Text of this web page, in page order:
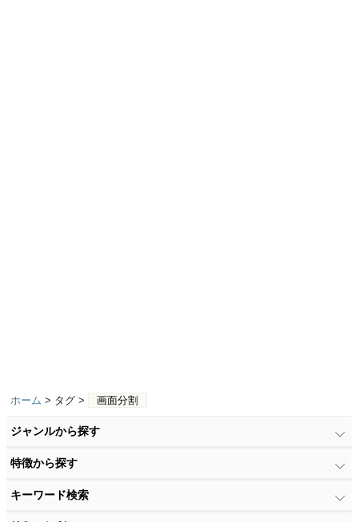
ホーム > タグ > 画面分割
ジャンルから探す
特徴から探す
キーワード検索